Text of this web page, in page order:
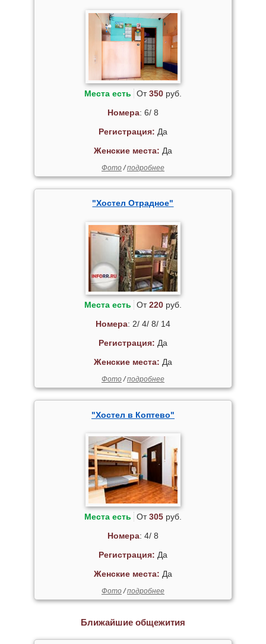
Места есть От350руб.
Номера: 6/ 8
Регистрация: Да
Женские места: Да
Фото/подробнее
"Хостел Отрадное"
Места есть От220руб.
Номера: 2/ 4/ 8/ 14
Регистрация: Да
Женские места: Да
Фото/подробнее
"Хостел в Коптево"
Места есть От305руб.
Номера: 4/ 8
Регистрация: Да
Женские места: Да
Фото/подробнее
Ближайшие общежития